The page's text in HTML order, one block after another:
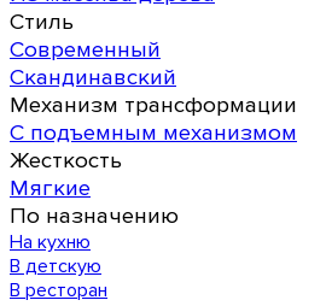
Стиль
Современный
Скандинавский
Механизм трансформации
С подъемным механизмом
Жесткость
Мягкие
По назначению
На кухню
В детскую
В ресторан